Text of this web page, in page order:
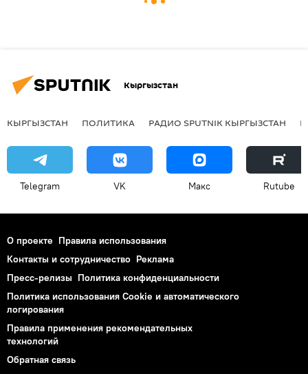
Кыргызстан
КЫРГЫЗСТАН ПОЛИТИКА РАДИО SPUTNIK КЫРГЫЗСТАН
Telegram VK Макс Rutube
О проекте Правила использования
Контакты и сотрудничество Реклама
Пресс-релизы Политика конфиденциальности
Политика использования Cookie и автоматического
логирования
Правила применения рекомендательных
технологий
Обратная связь